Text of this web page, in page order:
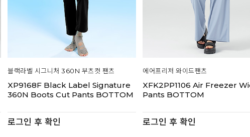
블랙라벨 시그니처 360N 부츠컷 팬츠
XP9168F Black Label Signature
360N Boots Cut Pants BOTTOM
로그인 후 확인
에어프리저 와이드팬츠
XFK2PP1106 Air Freezer
Pants BOTTOM
로그인 후 확인